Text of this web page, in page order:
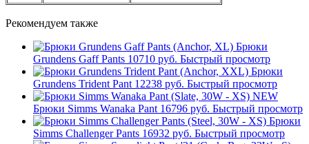
Рекомендуем также
Брюки
Grundens Gaff Pants 10710 руб. Быстрый просмотр
Брюки
Grundens Trident Pant 12238 руб. Быстрый просмотр
NEW
Брюки Simms Wanaka Pant 16796 руб. Быстрый просмотр
Брюки
Simms Challenger Pants 16932 руб. Быстрый просмотр